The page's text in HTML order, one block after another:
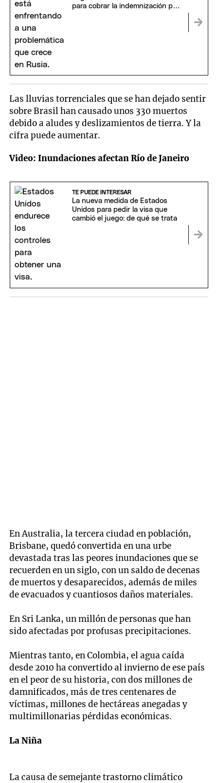
para cobrar la indemnización por
Las lluvias torrenciales que se han dejado sentir
sobre Brasil han causado unos 330 muertos
debido a aludes y deslizamientos de tierra. Y la
cifra puede aumentar.
Video: Inundaciones afectan Río de Janeiro
TE PUEDE INTERESAR
La nueva medida de Estados
Unidos para pedir la visa que
cambió el juego: de qué se trata
En Australia, la tercera ciudad en población,
Brisbane, quedó convertida en una urbe
devastada tras las peores inundaciones que se
recuerden en un siglo, con un saldo de decenas
de muertos y desaparecidos, además de miles
de evacuados y cuantiosos daños materiales.
En Sri Lanka, un millón de personas que han
sido afectadas por profusas precipitaciones.
Mientras tanto, en Colombia, el agua caída
desde 2010 ha convertido al invierno de ese país
en el peor de su historia, con dos millones de
damnificados, más de tres centenares de
víctimas, millones de hectáreas anegadas y
multimillonarias pérdidas económicas.
La Niña
La causa de semejante trastorno climático